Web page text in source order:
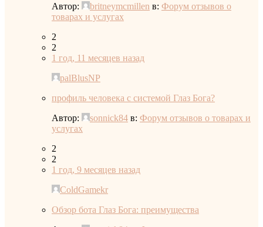
Автор:
britneymcmillen в: Форум отзывов о
товарах и услугах
2
2
1 год, 11 месяцев назад
palBlusNP
профиль человека с системой Глаз Бога?
Автор:
sonnick84 в: Форум отзывов о товарах и
услугах
2
2
1 год, 9 месяцев назад
ColdGamekr
Обзор бота Глаз Бога: преимущества